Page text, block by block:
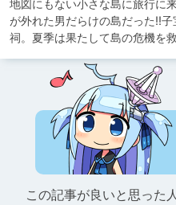
地図にもない小さな島に旅行に
が外れた男だらけの島だった!!
祠。夏季は果たして島の危機を
この記事が良いと思った